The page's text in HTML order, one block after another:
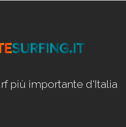
più importante d'Italia